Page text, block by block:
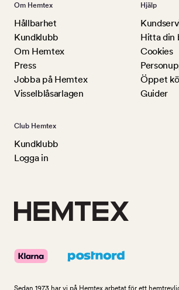
Om Hemtex
Hållbarhet
Kundklubb
Om Hemtex
Press
Jobba på Hemtex
Visselblåsarlagen
Hjälp
Hitta din
Cookies
Öppet
Guider
Club Hemtex
Kundklubb
Logga in
Sedan 1973 har vi på Hemtex arbetat för ett